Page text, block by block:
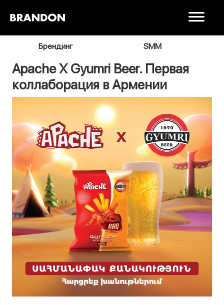
Брендинг SMM
Apache X Gyumri Beer. Первая
коллаборация в Армении